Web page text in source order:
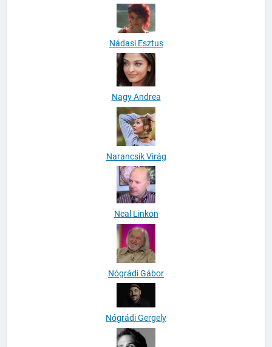
Nádasi Esztus
Nagy Andrea
Narancsik Virág
Neal Linkon
Nógrádi Gábor
Nógrádi Gergely